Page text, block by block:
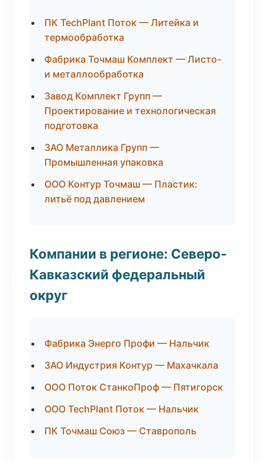
ПК TechPlant Поток — Литейка и
термообработка
Фабрика Точмаш Комплект — Листо-
и металлообработка
Завод Комплект Групп —
Проектирование и технологическая
подготовка
ЗАО Металлика Групп —
Промышленная упаковка
ООО Контур Точмаш — Пластик:
литьё под давлением
Компании в регионе: Северо-
Кавказский федеральный
округ
Фабрика Энерго Профи — Нальчик
ЗАО Индустрия Контур — Махачкала
ООО Поток СтанкоПроф — Пятигорск
ООО TechPlant Поток — Нальчик
ПК Точмаш Союз — Ставрополь